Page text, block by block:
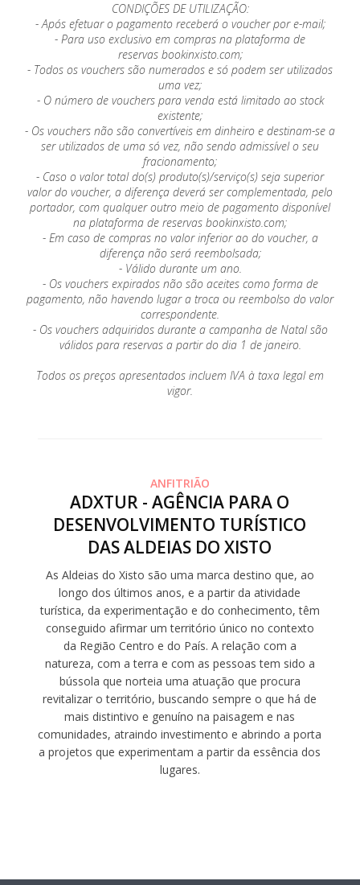
CONDIÇÕES DE UTILIZAÇÃO:
- Após efetuar o pagamento receberá o voucher por e-mail;
- Para uso exclusivo em compras na plataforma de
reservas bookinxisto.com;
- Todos os vouchers são numerados e só podem ser utilizados
uma vez;
- O número de vouchers para venda está limitado ao stock
existente;
- Os vouchers não são convertíveis em dinheiro e destinam-se a
ser utilizados de uma só vez, não sendo admissível o seu
fracionamento;
- Caso o valor total do(s) produto(s)/serviço(s) seja superior
valor do voucher, a diferença deverá ser complementada, pelo
portador, com qualquer outro meio de pagamento disponível
na plataforma de reservas bookinxisto.com;
- Em caso de compras no valor inferior ao do voucher, a
diferença não será reembolsada;
- Válido durante um ano.
- Os vouchers expirados não são aceites como forma de
pagamento, não havendo lugar a troca ou reembolso do valor
correspondente.
- Os vouchers adquiridos durante a campanha de Natal são
válidos para reservas a partir do dia 1 de janeiro.
Todos os preços apresentados incluem IVA à taxa legal em
vigor.
ANFITRIÃO
ADXTUR - AGÊNCIA PARA O
DESENVOLVIMENTO TURÍSTICO
DAS ALDEIAS DO XISTO
As Aldeias do Xisto são uma marca destino que, ao
longo dos últimos anos, e a partir da atividade
turística, da experimentação e do conhecimento, têm
conseguido afirmar um território único no contexto
da Região Centro e do País. A relação com a
natureza, com a terra e com as pessoas tem sido a
bússola que norteia uma atuação que procura
revitalizar o território, buscando sempre o que há de
mais distintivo e genuíno na paisagem e nas
comunidades, atraindo investimento e abrindo a porta
a projetos que experimentam a partir da essência dos
lugares.